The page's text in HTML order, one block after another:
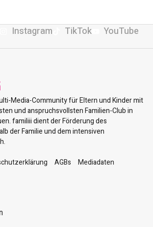
Instagram TikTok YouTube
Media-Community für Eltern und Kinder mit
und anspruchsvollsten Familien-Club in
familiii dient der Förderung des
der Familie und dem intensiven
AGBs Mediadaten